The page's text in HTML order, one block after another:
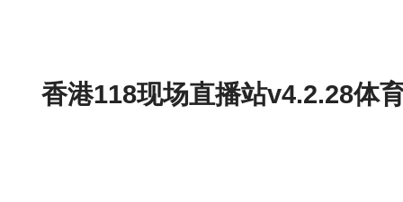
香港118现场直播站v4.2.28体